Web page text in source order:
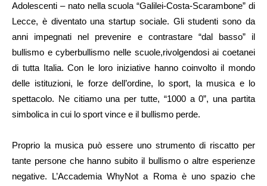
Adolescenti – nato nella scuola “Galilei-Costa-Scarambone” di
Lecce, è diventato una startup sociale. Gli studenti sono da
anni impegnati nel prevenire e contrastare “dal basso” il
bullismo e cyberbullismo nelle scuole,rivolgendosi ai coetanei
di tutta Italia. Con le loro iniziative hanno coinvolto il mondo
delle istituzioni, le forze dell’ordine, lo sport, la musica e lo
spettacolo. Ne citiamo una per tutte, “1000 a 0”, una partita
simbolica in cui lo sport vince e il bullismo perde.
Proprio la musica può essere uno strumento di riscatto per
tante persone che hanno subito il bullismo o altre esperienze
negative. L’Accademia WhyNot a Roma è uno spazio che